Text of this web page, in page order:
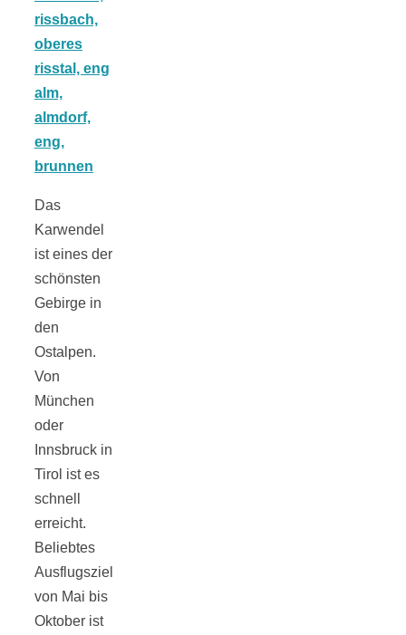
Das
Karwendel
ist eines der
schönsten
Gebirge in
den
Ostalpen.
Von
München
oder
Innsbruck in
Tirol ist es
schnell
erreicht.
Beliebtes
Ausflugsziel
von Mai bis
Oktober ist